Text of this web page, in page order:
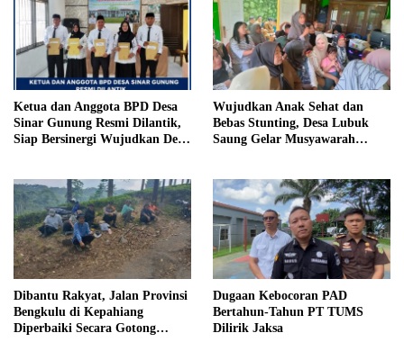
Ketua dan Anggota BPD Desa
Sinar Gunung Resmi Dilantik,
Siap Bersinergi Wujudkan Desa
Wujudkan Anak Sehat dan
Bebas Stunting, Desa Lubuk
Saung Gelar Musyawarah
Dibantu Rakyat, Jalan Provinsi
Bengkulu di Kepahiang
Diperbaiki Secara Gotong
Dugaan Kebocoran PAD
Bertahun-Tahun PT TUMS
Dilirik Jaksa